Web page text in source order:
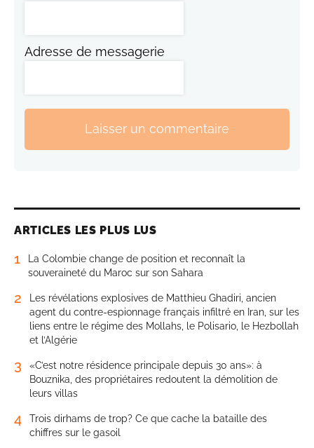
Adresse de messagerie
Laisser un commentaire
ARTICLES LES PLUS LUS
1
La Colombie change de position et reconnaît la
souveraineté du Maroc sur son Sahara
2
Les révélations explosives de Matthieu Ghadiri, ancien
agent du contre-espionnage français infiltré en Iran, sur les
liens entre le régime des Mollahs, le Polisario, le Hezbollah
et l’Algérie
3
«C’est notre résidence principale depuis 30 ans»: à
Bouznika, des propriétaires redoutent la démolition de
leurs villas
4
Trois dirhams de trop? Ce que cache la bataille des
chiffres sur le gasoil